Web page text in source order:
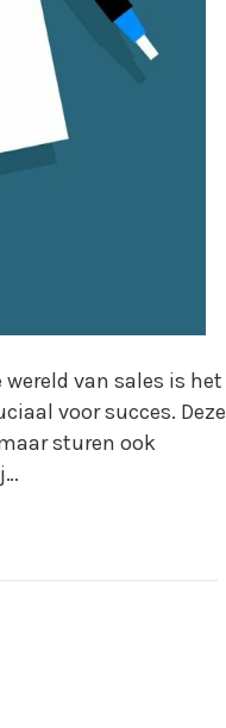
wereld van sales is het
voor succes. Deze
sturen ook